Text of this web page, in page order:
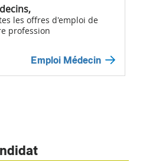
les offres d'emploi de
profession
Emploi Médecin